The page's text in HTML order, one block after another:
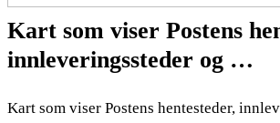
Kart som viser Postens
innleveringssteder og …
Kart som viser Postens hentesteder,